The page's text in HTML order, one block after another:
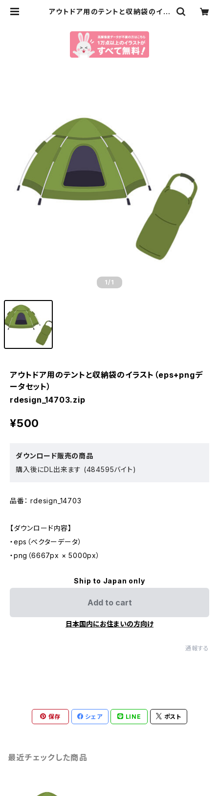
アウトドア用のテントと収納袋のイラ
1 /1
アウトドア用のテントと収納袋のイラスト（eps+pngデ
ータセット）
rdesign_14703.zip
¥500
ダウンロード販売の商品
購入後にDL出来ます (484595バイト)
品番： rdesign_14703
【ダウンロード内容】
・eps（ベクターデータ）
・png（6667px × 5000px）
Ship to Japan only
Add to cart
日本国内にお住まいの方向け
通報する
保存 シェア LINE ポスト
最近チェックした商品